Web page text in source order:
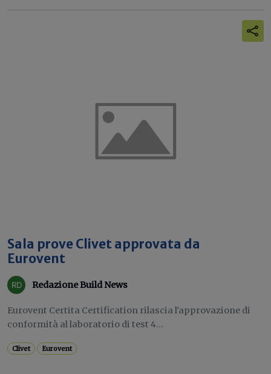
Sala prove Clivet approvata da
Eurovent
Redazione Build News
Eurovent Certita Certification rilascia l'approvazione di
conformità al laboratorio di test 4...
Clivet Eurovent